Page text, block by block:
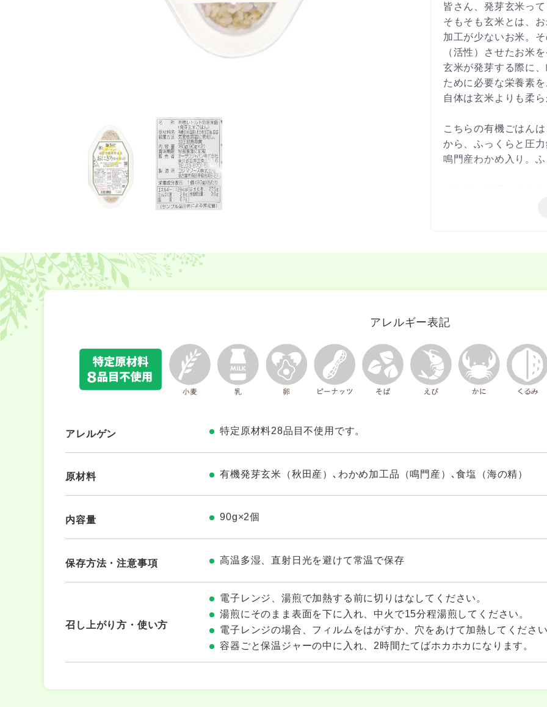
皆さん、発芽玄米っ
そもそも玄米とは、
加工が少ないお米。
（活性）させたお米
玄米が発芽する際に
ために必要な栄養素
自体は玄米よりも柔
こちらの有機ごはん
から、ふっくらと圧
鳴門産わかめ入り。
各1個ずつの個包装で
アレルギー表記
アレルゲン 特定原材料28品目不使用です。
原材料 有機発芽玄米（秋田産）､わかめ加工品（鳴門産）､食塩（海の精）
内容量 90g×2個
保存方法・注意事項 高温多湿、直射日光を避けて常温で保存
召し上がり方・使い方
電子レンジ、湯煎で加熱する前に切りはなしてください。
湯煎にそのまま表面を下に入れ、中火で15分程湯煎してください。
電子レンジの場合、フィルムをはがすか、穴をあけて加熱してくださ
容器ごと保温ジャーの中に入れ、2時間たてばホカホカになります。